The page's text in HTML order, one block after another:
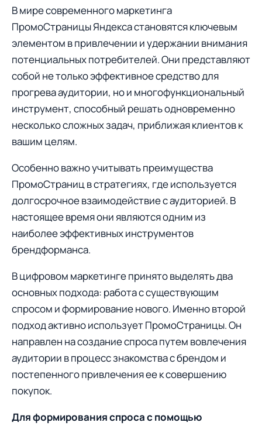
В мире современного маркетинга
ПромоСтраницы Яндекса становятся ключевым
элементом в привлечении и удержании внимания
потенциальных потребителей. Они представляют
собой не только эффективное средство для
прогрева аудитории, но и многофункциональный
инструмент, способный решать одновременно
несколько сложных задач, приближая клиентов к
вашим целям.
Особенно важно учитывать преимущества
ПромоСтраниц в стратегиях, где используется
долгосрочное взаимодействие с аудиторией. В
настоящее время они являются одним из
наиболее эффективных инструментов
брендформанса.
В цифровом маркетинге принято выделять два
основных подхода: работа с существующим
спросом и формирование нового. Именно второй
подход активно использует ПромоСтраницы. Он
направлен на создание спроса путем вовлечения
аудитории в процесс знакомства с брендом и
постепенного привлечения ее к совершению
покупок.
Для формирования спроса с помощью